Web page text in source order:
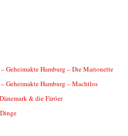
Geheimakte Hamburg – Die Marionette
Geheimakte Hamburg – Machtlos
& die Färöer